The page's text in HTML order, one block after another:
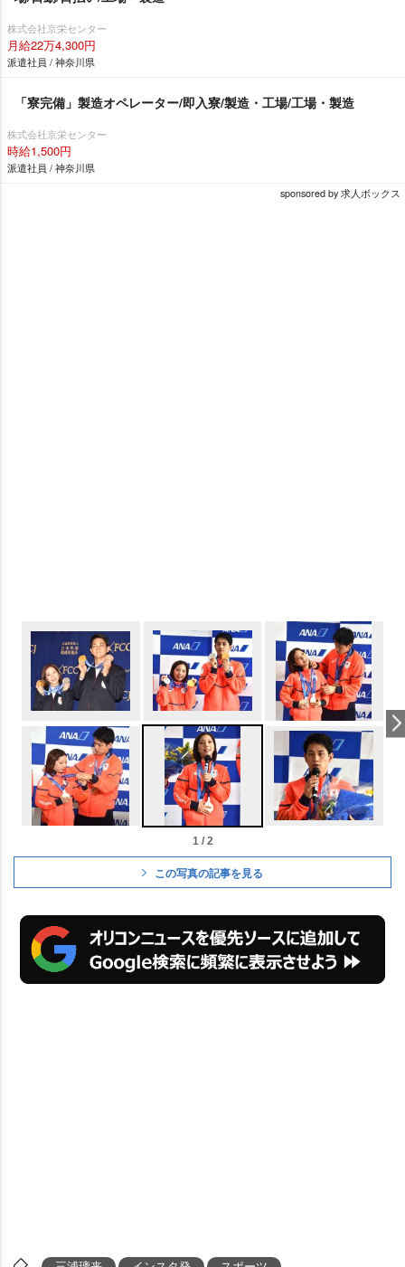
株式会社京栄センター
月給22万4,300円
派遣社員 / 神奈川県
「寮完備」製造オペレーター/即入寮/製造・工場/工場・製造
株式会社京栄センター
時給1,500円
派遣社員 / 神奈川県
sponsored by 求人ボックス
1 / 2
この写真の記事を見る